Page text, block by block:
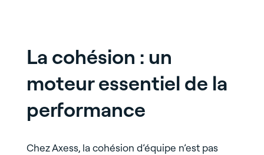
La cohésion : un
moteur essentiel de la
performance
Chez Axess, la cohésion d’équipe n’est pas